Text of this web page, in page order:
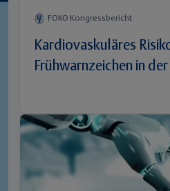
FOKO Kongressbericht
Kardiovaskuläres
Frühwarnzeichen in